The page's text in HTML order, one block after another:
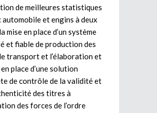
de meilleures statistiques
automobile et engins à deux
mise en place d’un système
et fiable de production des
transport et l’élaboration et
place d’une solution
de contrôle de la validité et
des titres à
des forces de l’ordre